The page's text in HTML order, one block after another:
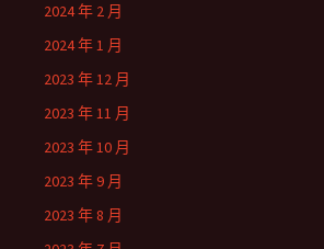
2024 年 2 月
2024 年 1 月
2023 年 12 月
2023 年 11 月
2023 年 10 月
2023 年 9 月
2023 年 8 月